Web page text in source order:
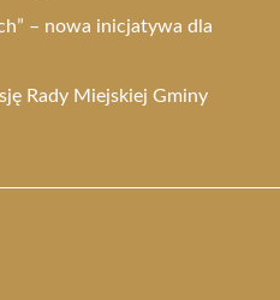
– nowa inicjatywa dla
Rady Miejskiej Gminy